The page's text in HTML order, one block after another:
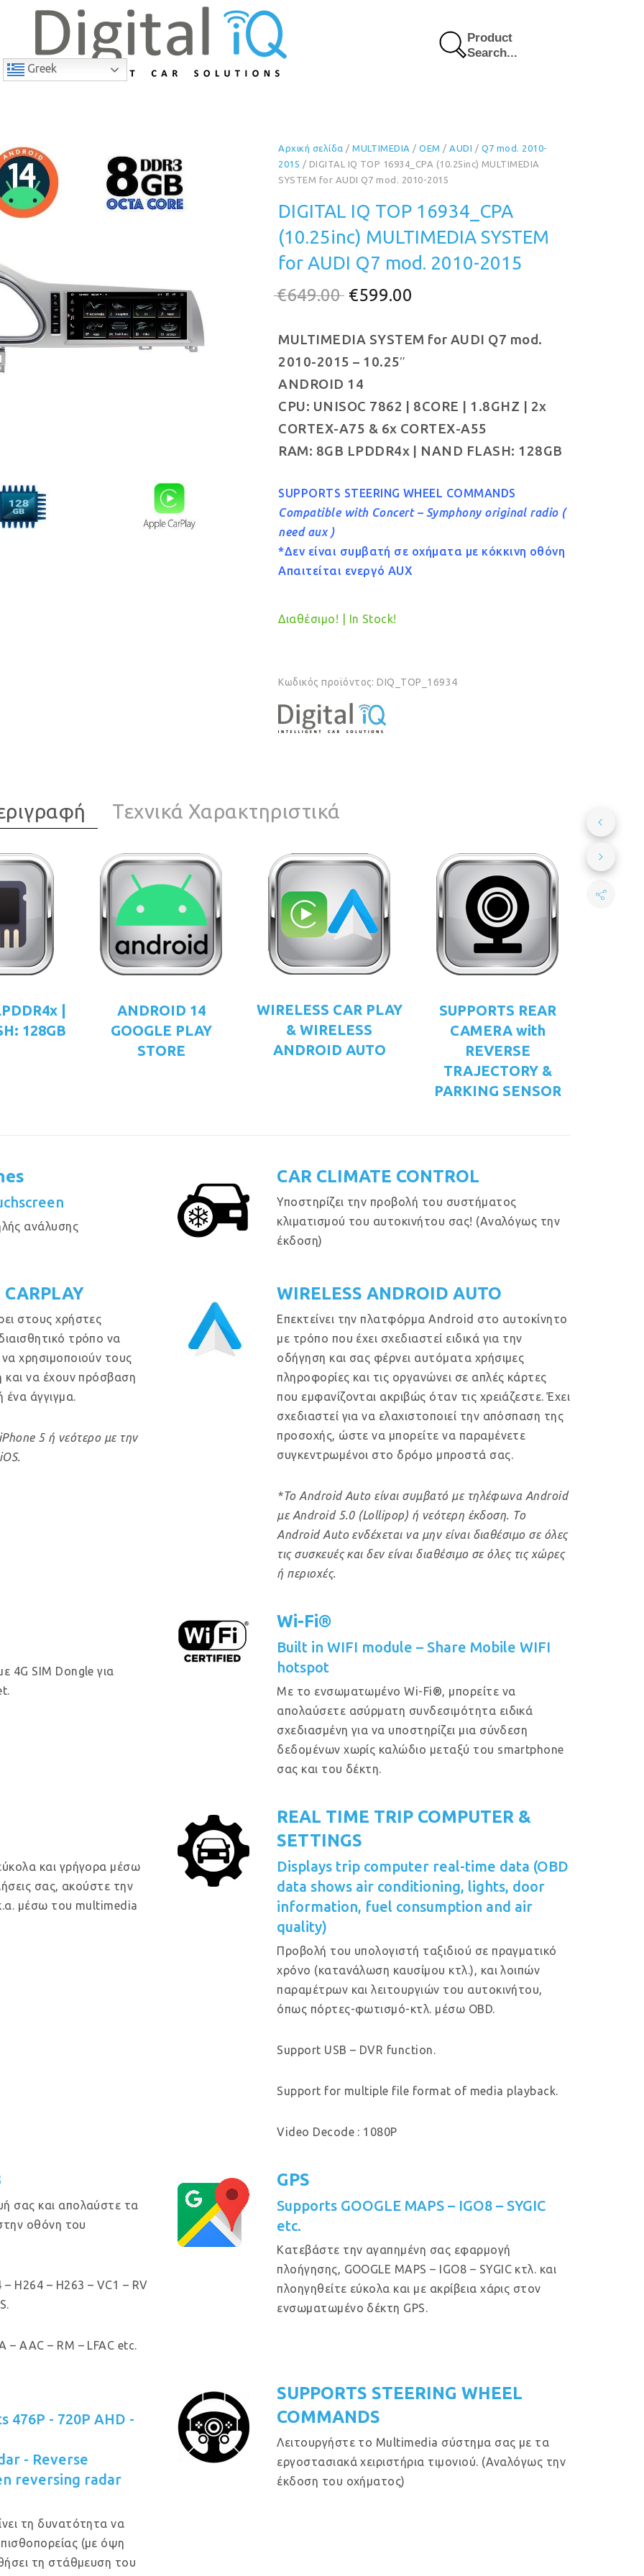
Greek
Product
Search...
8% Έκπτωση
Αρχική σελίδα /MULTIMEDIA /OEM /AUDI / Q7 mod. 2010-
2015 / DIGITAL IQ TOP 16934_CPA (10.25inc) MULTIMEDIA
SYSTEM for AUDI Q7 mod. 2010-2015
DIGITAL IQ TOP 16934_CPA
(10.25inc) MULTIMEDIA SYSTEM
for AUDI Q7 mod. 2010-2015
€649.00 Original
was:
€649.00.
€599.00
τιμή
MULTIMEDIA SYSTEM for AUDI Q7 mod.
2010-2015 – 10.25″
ANDROID 14
CPU: UNISOC 7862 | 8CORE | 1.8GHZ | 2x
CORTEX-A75 & 6x CORTEX-A55
RAM: 8GB LPDDR4x | NAND FLASH: 128GB
SUPPORTS STEERING WHEEL COMMANDS
Compatible with Concert – Symphony original radio (
need aux )
*Δεν είναι συμβατή σε οχήματα με κόκκινη οθόνη
Απαιτείται ενεργό AUX
Διαθέσιμο! | In Stock!
Κωδικός προϊόντος:DIQ_TOP_16934
Τεχνικά Χαρακτηριστικά
|
128GB
ANDROID 14
GOOGLE PLAY
STORE
WIRELESS CAR PLAY
& WIRELESS
ANDROID AUTO
SUPPORTS REAR
CAMERA with
REVERSE
TRAJECTORY &
PARKING SENSOR
ανάλυσης
CAR CLIMATE CONTROL
Υποστηρίζει την προβολή του συστήματος
κλιματισμού του αυτοκινήτου σας! (Aναλόγως την
έκδοση)
CARPLAY
στους χρήστες
τρόπο να
χρησιμοποιούν τους
και να έχουν πρόσβαση
ένα άγγιγμα.
5 ή νεότερο με την
WIRELESS ANDROID AUTO
Επεκτείνει την πλατφόρμα Android στο αυτοκίνητο
με τρόπο που έχει σχεδιαστεί ειδικά για την
οδήγηση και σας φέρνει αυτόματα χρήσιμες
πληροφορίες και τις οργανώνει σε απλές κάρτες
που εμφανίζονται ακριβώς όταν τις χρειάζεστε. Έχει
σχεδιαστεί για να ελαχιστοποιεί την απόσπαση της
προσοχής, ώστε να μπορείτε να παραμένετε
συγκεντρωμένοι στο δρόμο μπροστά σας.
*Το Android Auto είναι συμβατό με τηλέφωνα Android
με Android 5.0 (Lollipop) ή νεότερη έκδοση. Το
Android Auto ενδέχεται να μην είναι διαθέσιμο σε όλες
τις συσκευές και δεν είναι διαθέσιμο σε όλες τις χώρες
ή περιοχές.
4G SIM Dongle για
Wi-Fi®
Built in WIFI module – Share Mobile WIFI
hotspot
Με το ενσωματωμένο Wi-Fi®, μπορείτε να
απολαύσετε ασύρματη συνδεσιμότητα ειδικά
σχεδιασμένη για να υποστηρίζει μια σύνδεση
δεδομένων χωρίς καλώδιο μεταξύ του smartphone
σας και του δέκτη.
και γρήγορα μέσω
σας, ακούστε την
μέσω του multimedia
REAL TIME TRIP COMPUTER &
SETTINGS
Displays trip computer real-time data (OBD
data shows air conditioning, lights, door
information, fuel consumption and air
quality)
Προβολή του υπολογιστή ταξιδιού σε πραγματικό
χρόνο (κατανάλωση καυσίμου κτλ.), και λοιπών
παραμέτρων και λειτουργιών του αυτοκινήτου,
όπως πόρτες-φωτισμό-κτλ. μέσω OBD.
Support USB – DVR function.
Support for multiple file format of media playback.
Video Decode : 1080P
σας και απολαύστε τα
οθόνη του
H264 – H263 – VC1 – RV
AAC – RM – LFAC etc.
GPS
Supports GOOGLE MAPS – IGO8 – SYGIC
etc.
Κατεβάστε την αγαπημένη σας εφαρμογή
πλοήγησης, GOOGLE MAPS – IGO8 – SYGIC κτλ. και
πλοηγηθείτε εύκολα και με ακρίβεια χάρις στον
ενσωματωμένο δέκτη GPS.
476P - 720P AHD -
- Reverse
reversing radar
τη δυνατότητα να
(με όψη
τη στάθμευση του
SUPPORTS STEERING WHEEL
COMMANDS
Λειτουργήστε το Multimedia σύστημα σας με τα
εργοστασιακά χειριστήρια τιμονιού. (Αναλόγως την
έκδοση του οχήματος)